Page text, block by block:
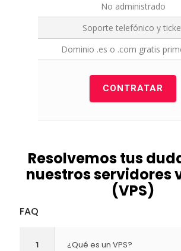
No administrado
Soporte telefónico y
Dominio .es o .com gratis
CONTRATAR
Resolvemos tus
nuestros servidores
(VPS)
FAQ
1 ¿Qué es un VPS?